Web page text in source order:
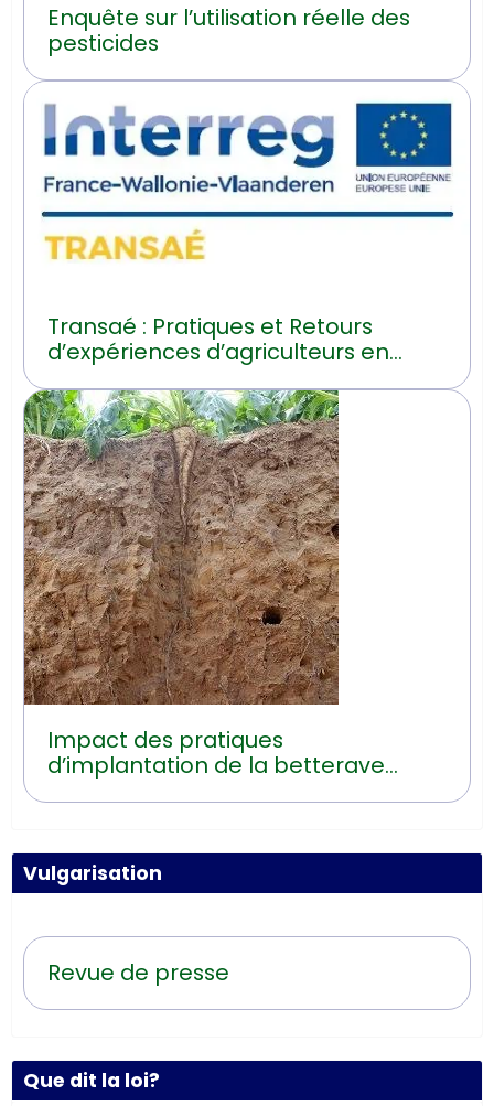
Enquête sur l’utilisation réelle des
pesticides
Transaé : Pratiques et Retours
d’expériences d’agriculteurs en
Impact des pratiques
d’implantation de la betterave
Vulgarisation
Revue de presse
Que dit la loi?